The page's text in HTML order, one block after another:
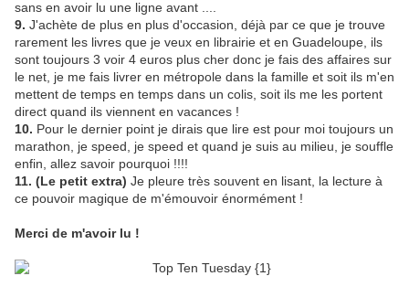
sans en avoir lu une ligne avant ....
9. J'achète de plus en plus d'occasion, déjà par ce que je trouve
rarement les livres que je veux en librairie et en Guadeloupe, ils
sont toujours 3 voir 4 euros plus cher donc je fais des affaires sur
le net, je me fais livrer en métropole dans la famille et soit ils m'en
mettent de temps en temps dans un colis, soit ils me les portent
direct quand ils viennent en vacances !
10. Pour le dernier point je dirais que lire est pour moi toujours un
marathon, je speed, je speed et quand je suis au milieu, je souffle
enfin, allez savoir pourquoi !!!!
11. (Le petit extra) Je pleure très souvent en lisant, la lecture à
ce pouvoir magique de m'émouvoir énormément !
Merci de m'avoir lu !